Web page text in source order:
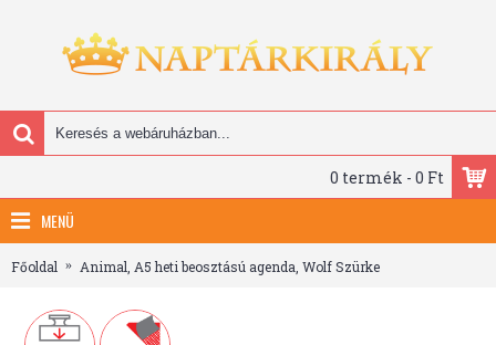
0 termék - 0 Ft
MENÜ
Főoldal Animal, A5 heti beosztású agenda, Wolf Szürke